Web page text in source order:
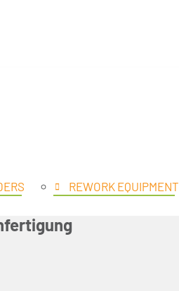
REWORK EQUIPMENT